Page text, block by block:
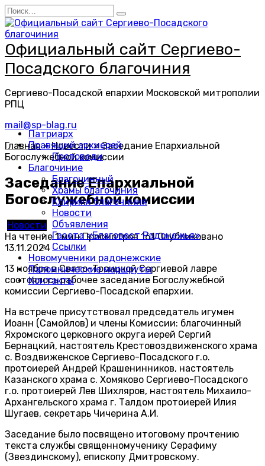
Перейти
к
содержанию
Search
for:
Официальный сайт Сергиево-
Посадского благочиния
Сергиево-Посадской епархии Московской митрополии
РПЦ
mail@sp-blag.ru
Патриарх
Правящий архиерей
Проповеди
Благочиние
Благочинный
Храмы благочиния
Клирики благочиния
Новости
Объявления
Газета «Благовест Радонежья»
Ссылки
Новомученики радонежские
Паломнические маршруты
Контакты
Главная » Новости » Заседание Епархиальной
Богослужебной комиссии
Заседание Епархиальной
Богослужебной комиссии
Новости
На чтение1 мин Просмотров 161 Опубликовано
13.11.2024
13 ноября в Свято-Троицкой Сергиевой лавре
состоялось рабочее заседание Богослужебной
комиссии Сергиево-Посадской епархии.
На встрече присутствовал председатель игумен
Иоанн (Самойлов) и члены Комиссии: благочинный
Яхромского церковного округа иерей Сергий
Бернацкий, настоятель Крестовоздвиженского храма
с. Воздвиженское Сергиево-Посадского г.о.
протоиерей Андрей Крашенинников, настоятель
Казанского храма с. Хомяково Сергиево-Посадского
г.о. протоиерей Лев Шихляров, настоятель Михаило-
Архангельского храма г. Талдом протоиерей Илия
Шугаев, секретарь Чичерина А.И.
Заседание было посвящено итоговому прочтению
текста службы священномученику Серафиму
(Звездинскому), епископу Дмитровскому.